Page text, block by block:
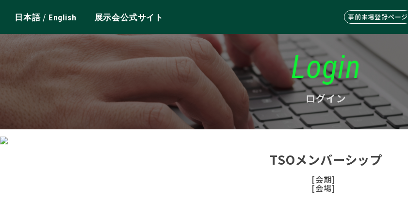
日本語/ English 展示会公式サイト 事前来場登録ページ
Login
ログイン
TSOメンバーシップ
[会期]
[会場]